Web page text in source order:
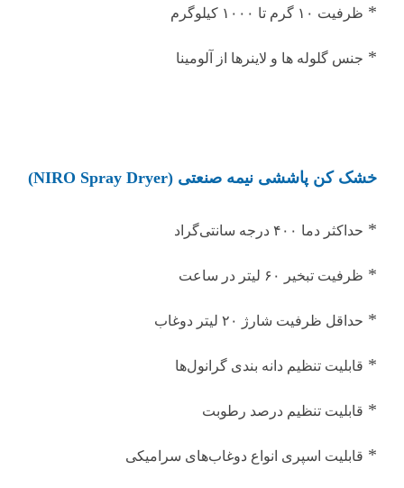
* ظرفیت ۱۰ گرم تا ۱۰۰۰ کیلوگرم
* جنس گلوله ها و لاینرها از آلومینا
خشک کن پاششی نیمه صنعتی (NIRO Spray Dryer)
* حداکثر دما ۴۰۰ درجه سانتی‌گراد
* ظرفیت تبخیر ۶۰ لیتر در ساعت
* حداقل ظرفیت شارژ ۲۰ لیتر دوغاب
* قابلیت تنظیم دانه بندی گرانول‌ها
* قابلیت تنظیم درصد رطوبت
* قابلیت اسپری انواع دوغاب‌های سرامیکی